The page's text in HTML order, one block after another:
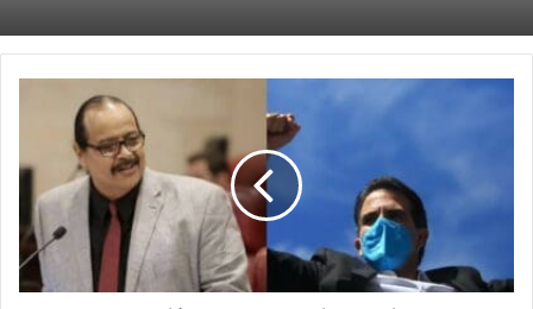
megalomaniaca”
dice
Vargas
Vidot
tras
expresiones